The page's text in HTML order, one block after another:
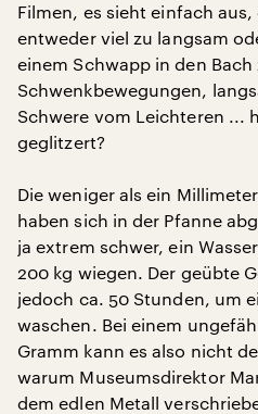
Filmen, es sieht einfach
entweder viel zu langsam
einem Schwapp in den
Schwenkbewegungen,
Schwere vom Leichteren ...
geglitzert?
Die weniger als ein
haben sich in der Pfanne
ja extrem schwer, ein
200 kg wiegen. Der geübte
jedoch ca. 50 Stunden, um
waschen. Bei einem
Gramm kann es also nicht
warum Museumsdirektor
dem edlen Metall